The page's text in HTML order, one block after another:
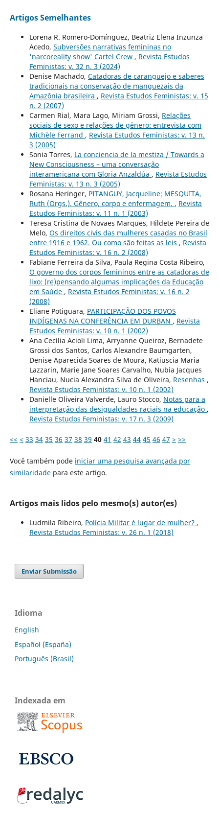
Artigos Semelhantes
Lorena R. Romero-Domínguez, Beatriz Elena Inzunza
Acedo, Subversões narrativas femininas no
'narcoreality show' Cartel Crew , Revista Estudos
Feministas: v. 32 n. 3 (2024)
Denise Machado, Catadoras de caranguejo e saberes
tradicionais na conservação de manguezais da
Amazônia brasileira , Revista Estudos Feministas: v. 15
n. 2 (2007)
Carmen Rial, Mara Lago, Miriam Grossi, Relações
sociais de sexo e relações de gênero: entrevista com
Michèle Ferrand , Revista Estudos Feministas: v. 13 n.
3 (2005)
Sonia Torres, La conciencia de la mestiza / Towards a
New Consciousness – uma conversação
interamericana com Gloria Anzaldúa , Revista Estudos
Feministas: v. 13 n. 3 (2005)
Rosana Heringer, PITANGUY, Jacqueline; MESQUITA,
Ruth (Orgs.). Gênero, corpo e enfermagem. , Revista
Estudos Feministas: v. 11 n. 1 (2003)
Teresa Cristina de Novaes Marques, Hildete Pereira de
Melo, Os direitos civis das mulheres casadas no Brasil
entre 1916 e 1962. Ou como são feitas as leis , Revista
Estudos Feministas: v. 16 n. 2 (2008)
Fabiane Ferreira da Silva, Paula Regina Costa Ribeiro,
O governo dos corpos femininos entre as catadoras de
lixo: (re)pensando algumas implicações da Educação
em Saúde , Revista Estudos Feministas: v. 16 n. 2
(2008)
Eliane Potiguara, PARTICIPAÇÃO DOS POVOS
INDÍGENAS NA CONFERÊNCIA EM DURBAN , Revista
Estudos Feministas: v. 10 n. 1 (2002)
Ana Cecília Acioli Lima, Arryanne Queiroz, Bernadete
Grossi dos Santos, Carlos Alexandre Baumgarten,
Denise Aparecida Soares de Moura, Katiuscia Maria
Lazzarin, Marie Jane Soares Carvalho, Nubia Jacques
Hanciau, Nucia Alexandra Silva de Oliveira, Resenhas ,
Revista Estudos Feministas: v. 10 n. 1 (2002)
Danielle Oliveira Valverde, Lauro Stocco, Notas para a
interpretação das desigualdades raciais na educação ,
Revista Estudos Feministas: v. 17 n. 3 (2009)
<< < 33 34 35 36 37 38 39 40 41 42 43 44 45 46 47 > >>
Você também pode iniciar uma pesquisa avançada por
similaridadepara este artigo.
Artigos mais lidos pelo mesmo(s) autor(es)
Ludmila Ribeiro, Polícia Militar é lugar de mulher? ,
Revista Estudos Feministas: v. 26 n. 1 (2018)
Enviar Submissão
Idioma
English
Español (España)
Português (Brasil)
Indexada em